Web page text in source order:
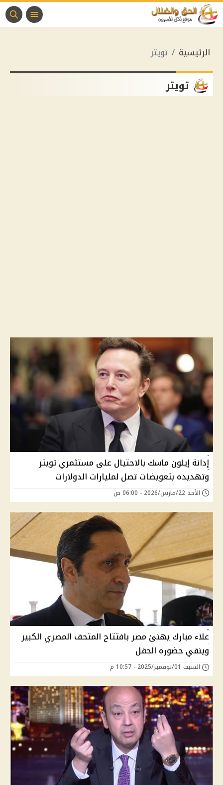
الرئيسية تويتر
تويتر
إدانة إيلون ماسك بالاحتيال على مستثمري تويتر
وتهديده بتعويضات تصل لمليارات الدولارات
الأحد 22/مارس/2026 - 06:00 ص
علاء مبارك يهنئ مصر بافتتاح المتحف المصري الكبير
وينفي حضوره الحفل
السبت 01/نوفمبر/2025 - 10:57 م